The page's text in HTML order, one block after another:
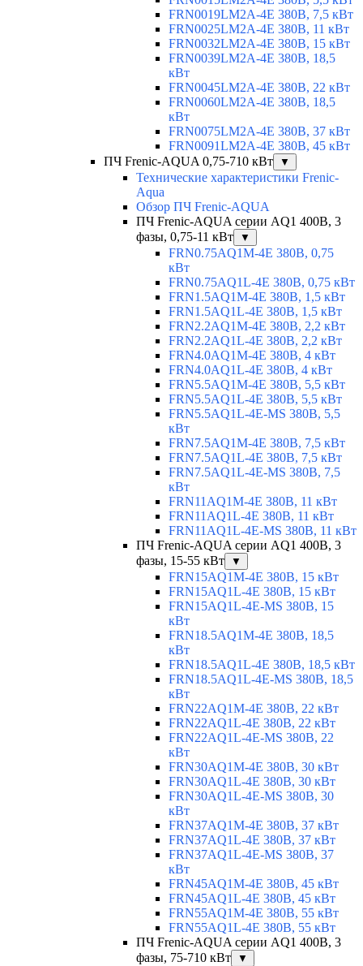
FRN0019LM2A-4E 380В, 7,5 кВт
FRN0025LM2A-4E 380В, 11 кВт
FRN0032LM2A-4E 380В, 15 кВт
FRN0039LM2A-4E 380В, 18,5
кВт
FRN0045LM2A-4E 380В, 22 кВт
FRN0060LM2A-4E 380В, 18,5
кВт
FRN0075LM2A-4E 380В, 37 кВт
FRN0091LM2A-4E 380В, 45 кВт
ПЧ Frenic-AQUA 0,75-710 кВт
▼
Технические характеристики Frenic-
Aqua
Обзор ПЧ Frenic-AQUA
ПЧ Frenic-AQUA серии AQ1 400В, 3
фазы, 0,75-11 кВт
▼
FRN0.75AQ1M-4E 380В, 0,75
кВт
FRN0.75AQ1L-4E 380В, 0,75 кВт
FRN1.5AQ1M-4E 380В, 1,5 кВт
FRN1.5AQ1L-4E 380В, 1,5 кВт
FRN2.2AQ1M-4E 380В, 2,2 кВт
FRN2.2AQ1L-4E 380В, 2,2 кВт
FRN4.0AQ1M-4E 380В, 4 кВт
FRN4.0AQ1L-4E 380В, 4 кВт
FRN5.5AQ1M-4E 380В, 5,5 кВт
FRN5.5AQ1L-4E 380В, 5,5 кВт
FRN5.5AQ1L-4E-MS 380В, 5,5
кВт
FRN7.5AQ1M-4E 380В, 7,5 кВт
FRN7.5AQ1L-4E 380В, 7,5 кВт
FRN7.5AQ1L-4E-MS 380В, 7,5
кВт
FRN11AQ1M-4E 380В, 11 кВт
FRN11AQ1L-4E 380В, 11 кВт
FRN11AQ1L-4E-MS 380В, 11 кВт
ПЧ Frenic-AQUA серии AQ1 400В, 3
фазы, 15-55 кВт
▼
FRN15AQ1M-4E 380В, 15 кВт
FRN15AQ1L-4E 380В, 15 кВт
FRN15AQ1L-4E-MS 380В, 15
кВт
FRN18.5AQ1M-4E 380В, 18,5
кВт
FRN18.5AQ1L-4E 380В, 18,5 кВт
FRN18.5AQ1L-4E-MS 380В, 18,5
кВт
FRN22AQ1M-4E 380В, 22 кВт
FRN22AQ1L-4E 380В, 22 кВт
FRN22AQ1L-4E-MS 380В, 22
кВт
FRN30AQ1M-4E 380В, 30 кВт
FRN30AQ1L-4E 380В, 30 кВт
FRN30AQ1L-4E-MS 380В, 30
кВт
FRN37AQ1M-4E 380В, 37 кВт
FRN37AQ1L-4E 380В, 37 кВт
FRN37AQ1L-4E-MS 380В, 37
кВт
FRN45AQ1M-4E 380В, 45 кВт
FRN45AQ1L-4E 380В, 45 кВт
FRN55AQ1M-4E 380В, 55 кВт
FRN55AQ1L-4E 380В, 55 кВт
ПЧ Frenic-AQUA серии AQ1 400В, 3
фазы, 75-710 кВт
▼